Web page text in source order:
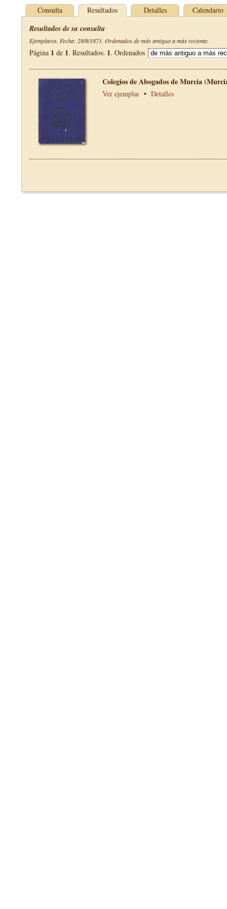
Consulta Resultados Detalles Calendario
Resultados de su consulta
Ejemplares. Fecha: 28/8/1871. Ordenados de más antiguo a más reciente.
Página 1 de 1. Resultados: 1. Ordenados
Colegios de Abogados de Murcia
Ver ejemplar • Detalles